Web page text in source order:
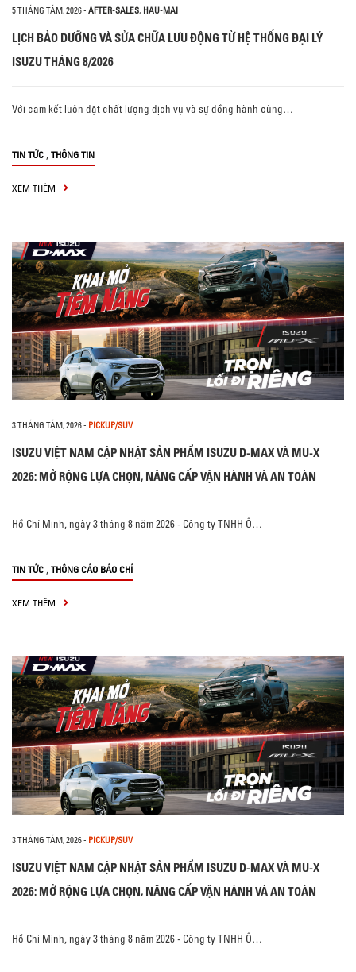
5 THÁNG TÁM, 2026- AFTER-SALES, HAU-MAI
LỊCH BẢO DƯỠNG VÀ SỬA CHỮA LƯU ĐỘNG TỪ HỆ THỐNG ĐẠI LÝ
ISUZU THÁNG 8/2026
Với cam kết luôn đặt chất lượng dịch vụ và sự đồng hành cùng…
TIN TỨC , THÔNG TIN
XEM THÊM
3 THÁNG TÁM, 2026- PICKUP/SUV
ISUZU VIỆT NAM CẬP NHẬT SẢN PHẨM ISUZU D-MAX VÀ MU-X
2026: MỞ RỘNG LỰA CHỌN, NÂNG CẤP VẬN HÀNH VÀ AN TOÀN
Hồ Chí Minh, ngày 3 tháng 8 năm 2026 - Công ty TNHH Ô…
TIN TỨC , THÔNG CÁO BÁO CHÍ
XEM THÊM
3 THÁNG TÁM, 2026- PICKUP/SUV
ISUZU VIỆT NAM CẬP NHẬT SẢN PHẨM ISUZU D-MAX VÀ MU-X
2026: MỞ RỘNG LỰA CHỌN, NÂNG CẤP VẬN HÀNH VÀ AN TOÀN
Hồ Chí Minh, ngày 3 tháng 8 năm 2026 - Công ty TNHH Ô…